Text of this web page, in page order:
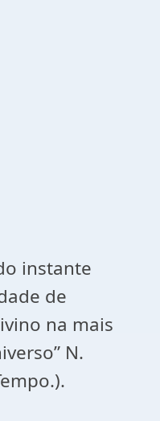
instante
de
na mais
N.